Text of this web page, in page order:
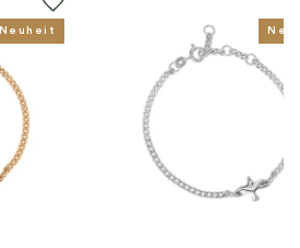
Zirkonia
Damen, Kinder
5700302950380
Neuheit